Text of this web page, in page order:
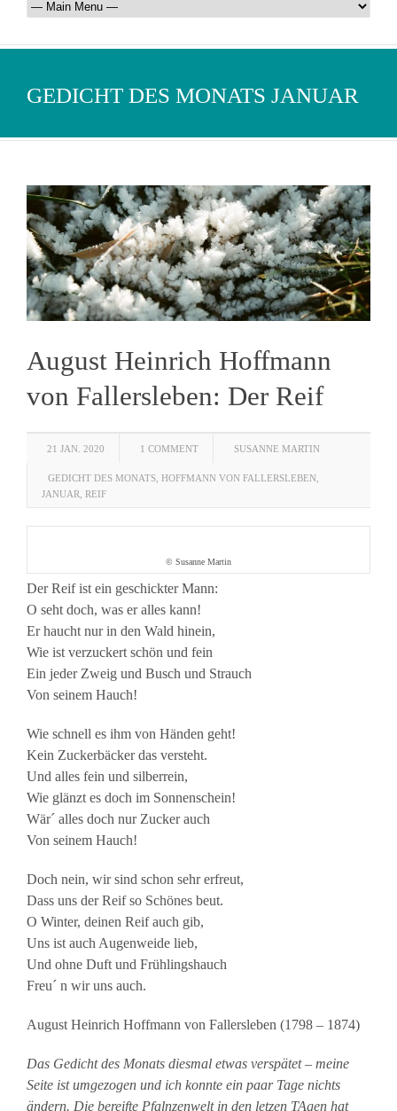
GEDICHT DES MONATS JANUAR
August Heinrich Hoffmann
von Fallersleben: Der Reif
21 JAN. 2020 1 COMMENT SUSANNE MARTIN
GEDICHT DES MONATS HOFFMANN VON FALLERSLEBEN
JANUAR REIF
© Susanne Martin
Der Reif ist ein geschickter Mann:
O seht doch, was er alles kann!
Er haucht nur in den Wald hinein,
Wie ist verzuckert schön und fein
Ein jeder Zweig und Busch und Strauch
Von seinem Hauch!
Wie schnell es ihm von Händen geht!
Kein Zuckerbäcker das versteht.
Und alles fein und silberrein,
Wie glänzt es doch im Sonnenschein!
Wär´ alles doch nur Zucker auch
Von seinem Hauch!
Doch nein, wir sind schon sehr erfreut,
Dass uns der Reif so Schönes beut.
O Winter, deinen Reif auch gib,
Uns ist auch Augenweide lieb,
Und ohne Duft und Frühlingshauch
Freu´ n wir uns auch.
August Heinrich Hoffmann von Fallersleben (1798 – 1874)
Das Gedicht des Monats diesmal etwas verspätet – meine
Seite ist umgezogen und ich konnte ein paar Tage nichts
ändern. Die bereifte Pfalnzenwelt in den letzen TAgen hat